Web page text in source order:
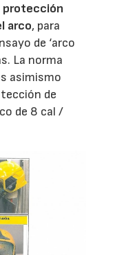
protección
arco, para
de ‘arco
La norma
asimismo
de
de 8 cal /